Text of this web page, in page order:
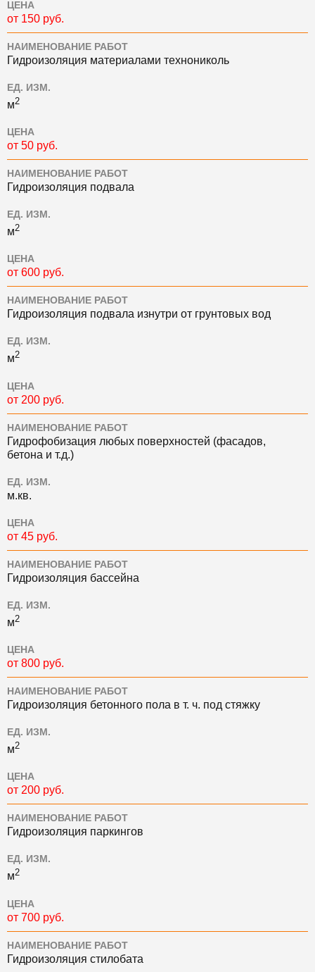
ЦЕНА
от 150 руб.
НАИМЕНОВАНИЕ РАБОТ
Гидроизоляция материалами технониколь
ЕД. ИЗМ.
м2
ЦЕНА
от 50 руб.
НАИМЕНОВАНИЕ РАБОТ
Гидроизоляция подвала
ЕД. ИЗМ.
м2
ЦЕНА
от 600 руб.
НАИМЕНОВАНИЕ РАБОТ
Гидроизоляция подвала изнутри от грунтовых вод
ЕД. ИЗМ.
м2
ЦЕНА
от 200 руб.
НАИМЕНОВАНИЕ РАБОТ
Гидрофобизация любых поверхностей (фасадов,
бетона и т.д.)
ЕД. ИЗМ.
м.кв.
ЦЕНА
от 45 руб.
НАИМЕНОВАНИЕ РАБОТ
Гидроизоляция бассейна
ЕД. ИЗМ.
м2
ЦЕНА
от 800 руб.
НАИМЕНОВАНИЕ РАБОТ
Гидроизоляция бетонного пола в т. ч. под стяжку
ЕД. ИЗМ.
м2
ЦЕНА
от 200 руб.
НАИМЕНОВАНИЕ РАБОТ
Гидроизоляция паркингов
ЕД. ИЗМ.
м2
ЦЕНА
от 700 руб.
НАИМЕНОВАНИЕ РАБОТ
Гидроизоляция стилобата